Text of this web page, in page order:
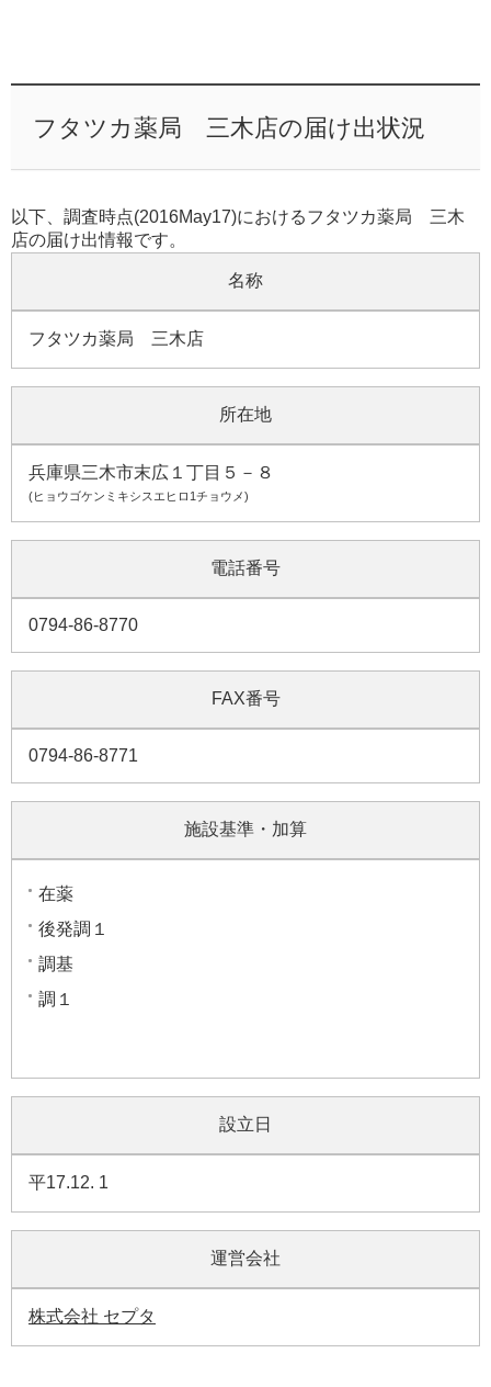
フタツカ薬局 三木店の届け出状況
以下、調査時点(2016May17)におけるフタツカ薬局 三木
店の届け出情報です。
名称
フタツカ薬局 三木店
所在地
兵庫県三木市末広１丁目５－８
(ヒョウゴケンミキシスエヒロ1チョウメ)
電話番号
0794-86-8770
FAX番号
0794-86-8771
施設基準・加算
在薬
後発調１
調基
調１
設立日
平17.12. 1
運営会社
株式会社 セプタ